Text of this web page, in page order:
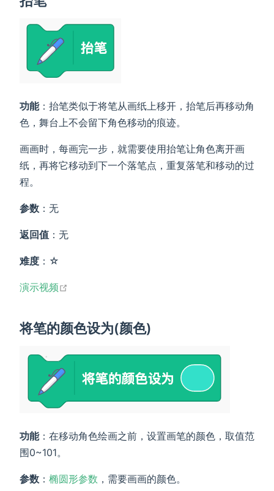
功能：抬笔类似于将笔从画纸上移开，抬笔后再移动角
色，舞台上不会留下角色移动的痕迹。
画画时，每画完一步，就需要使用抬笔让角色离开画
纸，再将它移动到下一个落笔点，重复落笔和移动的过
程。
参数 ：无
返回值 ：无
难度 ：☆
演示视频
将笔的颜色设为(颜色)
功能：在移动角色绘画之前，设置画笔的颜色，取值范
围0~101。
参数 ： 椭圆形参数 ，需要画画的颜色。